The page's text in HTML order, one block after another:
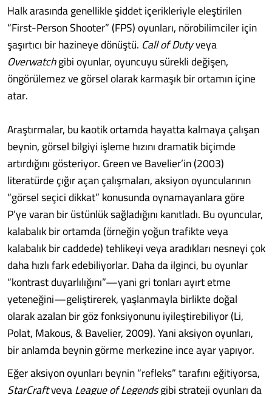
Halk arasında genellikle şiddet içerikleriyle eleştirilen
“First-Person Shooter” (FPS) oyunları, nörobilimciler için
şaşırtıcı bir hazineye dönüştü. Call of Dutyveya
Overwatchgibi oyunlar, oyuncuyu sürekli değişen,
öngörülemez ve görsel olarak karmaşık bir ortamın içine
atar.
Araştırmalar, bu kaotik ortamda hayatta kalmaya çalışan
beynin, görsel bilgiyi işleme hızını dramatik biçimde
artırdığını gösteriyor. Green ve Bavelier’in (2003)
literatürde çığır açan çalışmaları, aksiyon oyuncularının
“görsel seçici dikkat” konusunda oynamayanlara göre
P’ye varan bir üstünlük sağladığını kanıtladı. Bu oyuncular,
kalabalık bir ortamda (örneğin yoğun trafikte veya
kalabalık bir caddede) tehlikeyi veya aradıkları nesneyi çok
daha hızlı fark edebiliyorlar. Daha da ilginci, bu oyunlar
“kontrast duyarlılığını”—yani gri tonları ayırt etme
yeteneğini—geliştirerek, yaşlanmayla birlikte doğal
olarak azalan bir göz fonksiyonunu iyileştirebiliyor (Li,
Polat, Makous, & Bavelier, 2009). Yani aksiyon oyunları,
bir anlamda beynin görme merkezine ince ayar yapıyor.
Eğer aksiyon oyunları beynin “refleks” tarafını eğitiyorsa,
StarCraftveyaLeague of Legendsgibi strateji oyunları da